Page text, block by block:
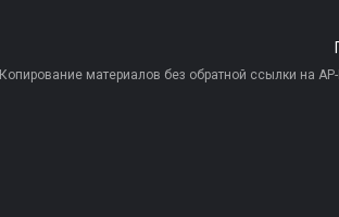
Копирование материалов без обратной ссылки на